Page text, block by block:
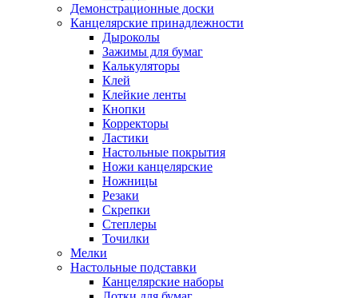
Демонстрационные доски
Канцелярские принадлежности
Дыроколы
Зажимы для бумаг
Калькуляторы
Клей
Клейкие ленты
Кнопки
Корректоры
Ластики
Настольные покрытия
Ножи канцелярские
Ножницы
Резаки
Скрепки
Степлеры
Точилки
Мелки
Настольные подставки
Канцелярские наборы